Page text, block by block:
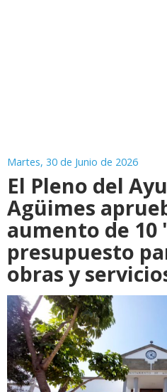
Martes, 30 de Junio de 2026
El Pleno del
Agüimes
aumento de 10
presupuesto
obras y